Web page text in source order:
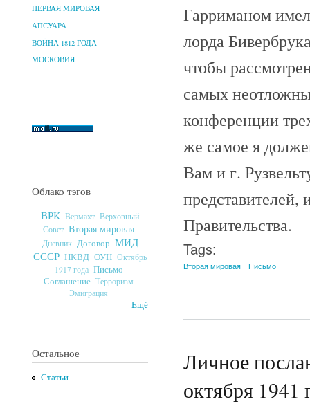
ПЕРВАЯ МИРОВАЯ
АПСУАРА
ВОЙНА 1812 ГОДА
МОСКОВИЯ
Облако тэгов
ВРК Вермахт Верховный
Совет Вторая мировая
Дневник Договор МИД
СССР НКВД ОУН Октябрь
1917 года Письмо
Соглашение Терроризм
Эмиграция
Ещё
Остальное
Статьи
Гарриманом
лорда
чтобы
самых
конференции
же самое я
Вам и г.
представителей,
Правительства.
Tags:
Вторая мировая Письмо
Личное
октября 1941